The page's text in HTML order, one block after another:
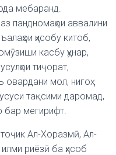
мебаранд.
пандномаҳои аввалини
ҳисобу китоб,
касбу ҳунар,
тиҷорат,
мол, нигоҳ
тақсими даромад,
бар мегирифт.
Ал-Хоразмӣ, Ал-
риёзӣ ба ҳисоб